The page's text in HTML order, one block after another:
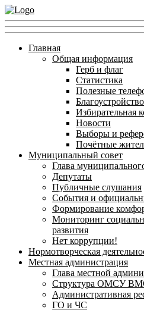
Главная
Общая информация
Герб и флаг
Статистика
Полезные
Благоустройство
Новости
Выборы и
Почётные
Муниципальный совет
Глава
Депутаты
Публичные слушания
События и
Формирование
Мониторинг
развития
Нет коррупции!
Нормотворческая
Местная администрация
Глава местной
Структура ОМСУ
Административная
ГО и ЧС